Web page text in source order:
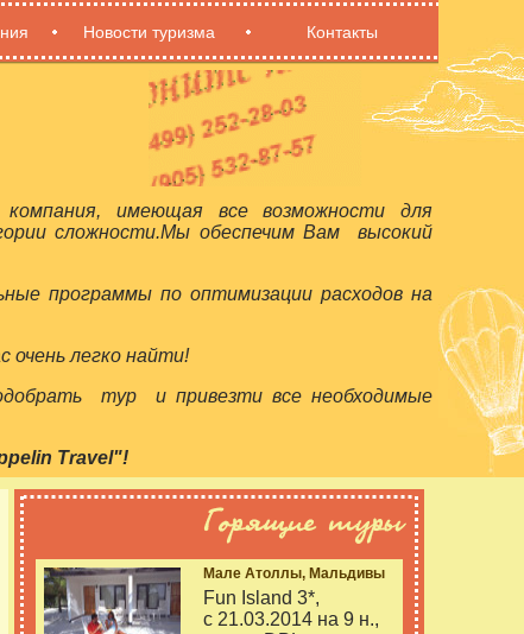
Новости туризма Контакты
имеющая все возможности для
сложности.Мы обеспечим Вам высокий
программы по оптимизации расходов на
очень легко найти!
тур и привезти все необходимые
Travel"!
Мале Атоллы, Мальдивы
Fun Island 3*,
с 21.03.2014 на 9 н.,